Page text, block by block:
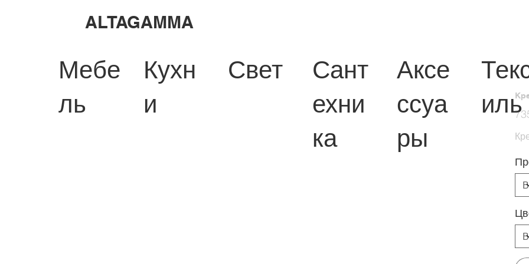
ALTAGAMMA
Мебе
ль
Кухн
и
Свет
Сант
ехни
ка
Аксе
ссуа
ры
ильцена